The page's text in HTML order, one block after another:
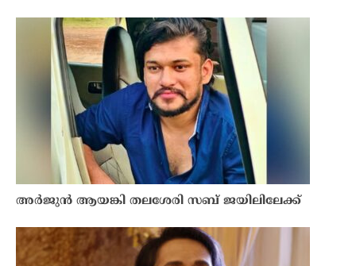
അർജുൻ ആയങ്കി തലശേരി സബ് ജയിലിലേക്ക്